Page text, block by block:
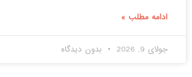
ادامه مطلب »
جولای 9, 2026 بدون دیدگاه